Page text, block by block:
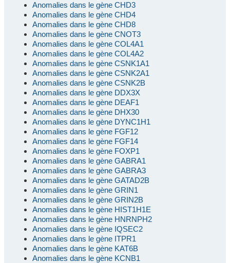
Anomalies dans le gène CHD3
Anomalies dans le gène CHD4
Anomalies dans le gène CHD8
Anomalies dans le gène CNOT3
Anomalies dans le gène COL4A1
Anomalies dans le gène COL4A2
Anomalies dans le gène CSNK1A1
Anomalies dans le gène CSNK2A1
Anomalies dans le gène CSNK2B
Anomalies dans le gène DDX3X
Anomalies dans le gène DEAF1
Anomalies dans le gène DHX30
Anomalies dans le gène DYNC1H1
Anomalies dans le gène FGF12
Anomalies dans le gène FGF14
Anomalies dans le gène FOXP1
Anomalies dans le gène GABRA1
Anomalies dans le gène GABRA3
Anomalies dans le gène GATAD2B
Anomalies dans le gène GRIN1
Anomalies dans le gène GRIN2B
Anomalies dans le gène HIST1H1E
Anomalies dans le gène HNRNPH2
Anomalies dans le gène IQSEC2
Anomalies dans le gène ITPR1
Anomalies dans le gène KAT6B
Anomalies dans le gène KCNB1